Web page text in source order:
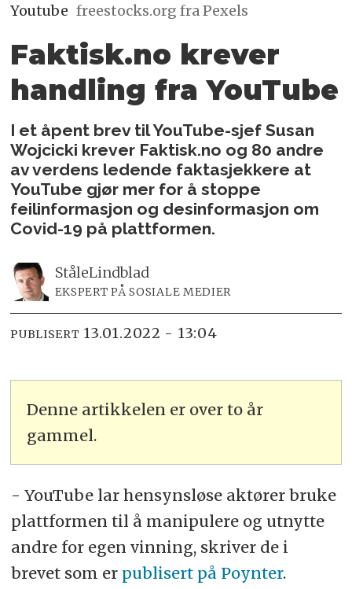
Youtube freestocks.org fra Pexels
Faktisk.no krever
handling fra YouTube
I et åpent brev til YouTube-sjef Susan
Wojcicki krever Faktisk.no og 80 andre
av verdens ledende faktasjekkere at
YouTube gjør mer for å stoppe
feilinformasjon og desinformasjon om
Covid-19 på plattformen.
StåleLindblad
EKSPERT PÅ SOSIALE MEDIER
PUBLISERT 13.01.2022 - 13:04
Denne artikkelen er over to år
gammel.
- YouTube lar hensynsløse aktører bruke
plattformen til å manipulere og utnytte
andre for egen vinning, skriver de i
brevet som er publisert på Poynter.